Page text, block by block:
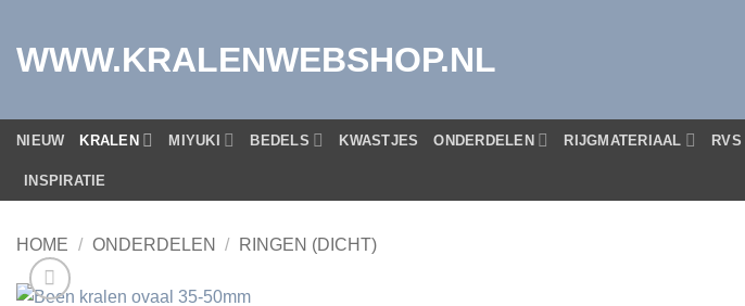
inhoud
WWW.KRALENWEBSHOP.NL
NIEUW KRALEN MIYUKI BEDELS KWASTJES ONDERDELEN RIJGMATERIAAL RVS
INSPIRATIE
HOME / ONDERDELEN / RINGEN (DICHT)